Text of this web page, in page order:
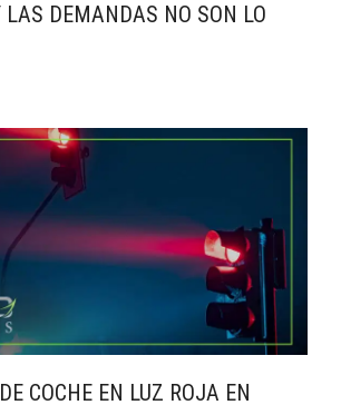
LAS DEMANDAS NO SON LO
COCHE EN LUZ ROJA EN